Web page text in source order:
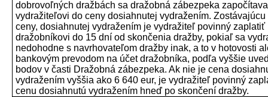
dobrovoľných dražbách sa dražobná zábezpeka započítava
vydražiteľovi do ceny dosiahnutej vydražením.
ceny, dosiahnutej vydražením je vydražiteľ povinný zaplatiť
dražobníkovi do 15 dní od skončenia dražby, pokiaľ sa
nedohodne s navrhovateľom dražby inak, a to v hotovosti
bankovým prevodom na účet dražobníka, podľa vyššie
bodov v časti Dražobná zábezpeka. Ak nie je cena
vydražením vyššia ako 6 640 eur, je vydražiteľ povinný
cenu dosiahnutú vydražením hneď po skončení dražby.